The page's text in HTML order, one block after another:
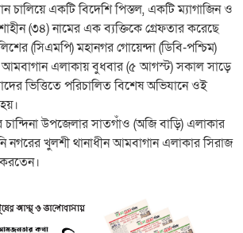
চালিয়ে একটি বিদেশি পিস্তল, একটি ম্যাগাজিন ও
(৩৪) নামের এক ব্যক্তিকে গ্রেফতার করেছে
(সিএমপি) মহানগর গোয়েন্দা (ডিবি-পশ্চিম)
আমবাগান এলাকায় বুধবার (৫ আগস্ট) সকাল সাড়ে
ভিত্তিতে পরিচালিত বিশেষ অভিযানে ওই
চান্দিনা উপজেলার সাতগাঁও (অজি বাড়ি) এলাকার
নগরের খুলশী থানাধীন আমবাগান এলাকার সিরাজ